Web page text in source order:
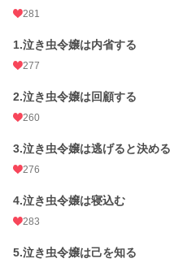
お気に入り
24h.ポイント 191 pt
文字数
更新日時 2022.11.08 17:00
初回公開日時
初回完結日時 2022.11.08 20:01
月間ポイント 6,047 pt (7,167 位)
281
1.泣き虫令嬢は内省する
277
2.泣き虫令嬢は回顧する
260
3.泣き虫令嬢は逃げると決める
276
4.泣き虫令嬢は寝込む
283
5.泣き虫令嬢は己を知る